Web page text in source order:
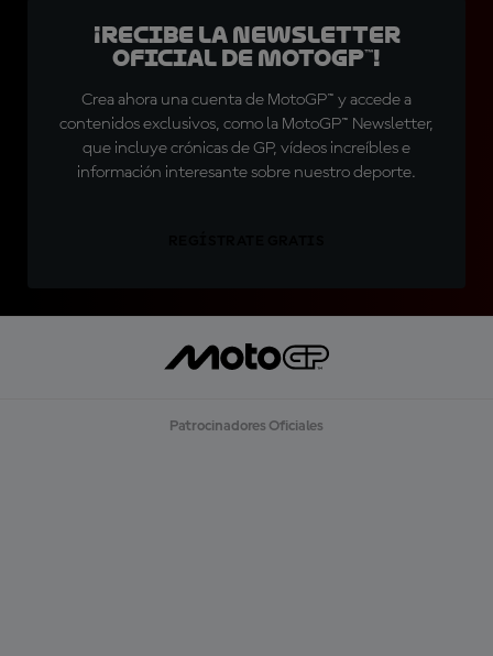
¡Recibe la Newsletter
oficial de MotoGP™!
Crea ahora una cuenta de MotoGP™ y accede a
contenidos exclusivos, como la MotoGP™ Newsletter,
que incluye crónicas de GP, vídeos increíbles e
información interesante sobre nuestro deporte.
Patrocinadores Oficiales